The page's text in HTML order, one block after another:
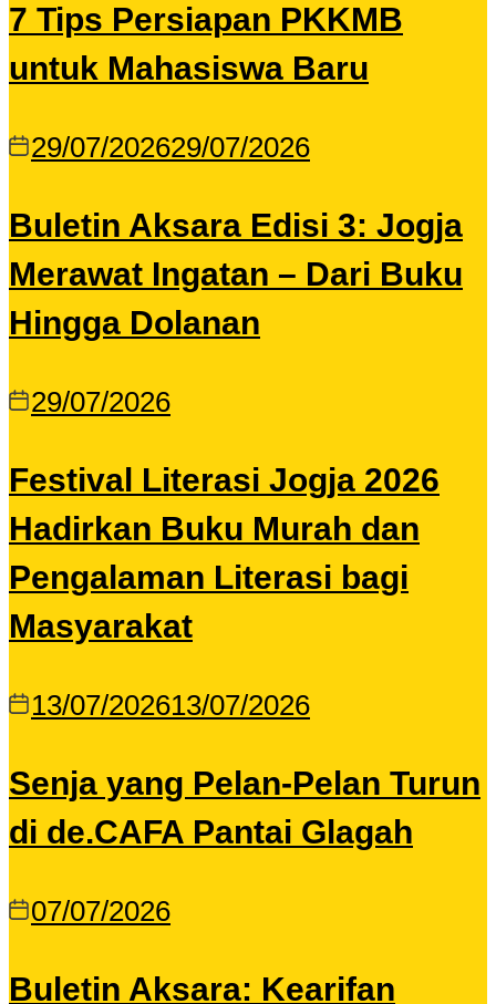
7 Tips Persiapan PKKMB
untuk Mahasiswa Baru
29/07/202629/07/2026
Buletin Aksara Edisi 3: Jogja
Merawat Ingatan – Dari Buku
Hingga Dolanan
29/07/2026
Festival Literasi Jogja 2026
Hadirkan Buku Murah dan
Pengalaman Literasi bagi
Masyarakat
13/07/202613/07/2026
Senja yang Pelan-Pelan Turun
di de.CAFA Pantai Glagah
07/07/2026
Buletin Aksara: Kearifan